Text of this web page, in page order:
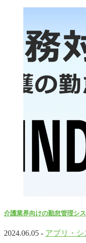
介護業界向けの勤怠管理シ
2024.06.05 - アプリ・シ